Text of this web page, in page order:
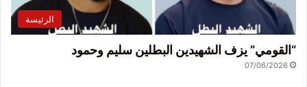
الرئيسة
“القومي” يزف الشهيدين البطلين سليم وحمود
07/06/2026